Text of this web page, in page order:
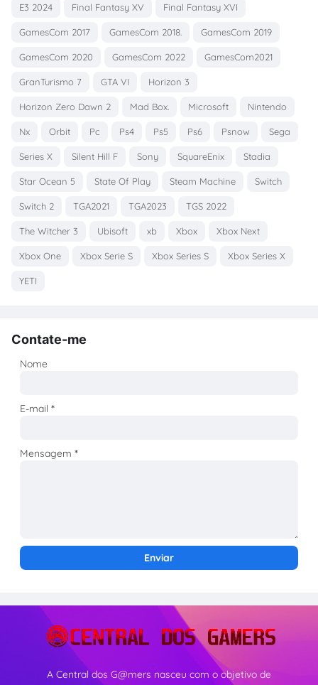
E3 2024 Final Fantasy XV Final Fantasy XVI
GamesCom 2017 GamesCom 2018. GamesCom 2019
GamesCom 2020 GamesCom 2022 GamesCom2021
GranTurismo 7 GTA VI Horizon 3
Horizon Zero Dawn 2 Mad Box. Microsoft Nintendo
Nx Orbit Pc Ps4 Ps5 Ps6 Psnow Sega
Series X Silent Hill F Sony SquareEnix Stadia
Star Ocean 5 State Of Play Steam Machine Switch
Switch 2 TGA2021 TGA2023 TGS 2022
The Witcher 3 Ubisoft xb Xbox Xbox Next
Xbox One Xbox Serie S Xbox Series S Xbox Series X
YETI
Contate-me
Nome
E-mail*
Mensagem*
A Central dos G@mers nasceu com o objetivo de